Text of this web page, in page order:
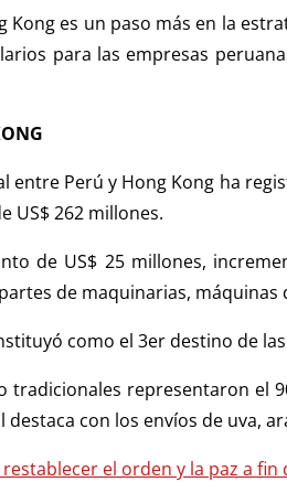
es un paso más en la
para las empresas
Perú y Hong Kong ha
US$ 262 millones.
de US$ 25 millones,
de maquinarias, máquinas
como el 3er destino de
representaron el
con los envíos de uva,
el orden y la paz a fin